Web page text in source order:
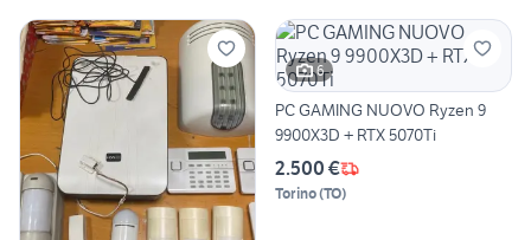
6
PC GAMING NUOVO Ryzen 9
9900X3D + RTX 5070Ti
2.500 €
Torino(TO)